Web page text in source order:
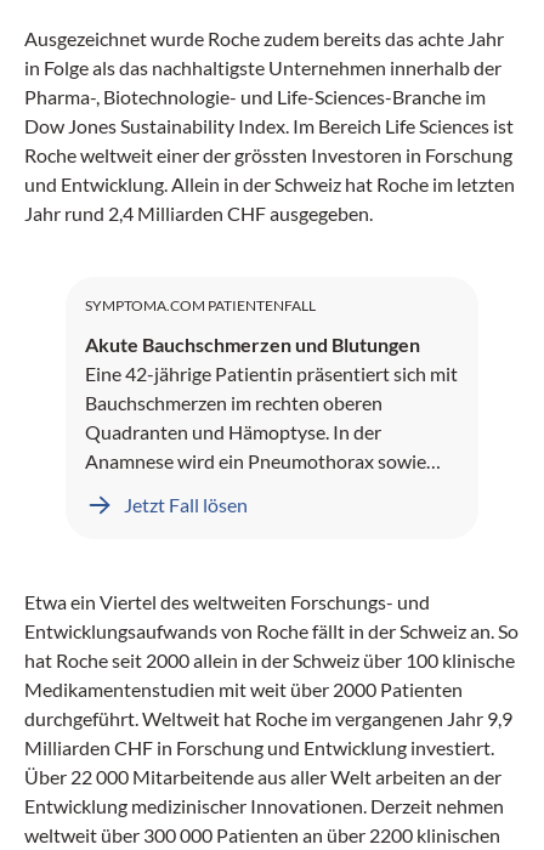
Ausgezeichnet wurde Roche zudem bereits das achte Jahr
in Folge als das nachhaltigste Unternehmen innerhalb der
Pharma-, Biotechnologie- und Life-Sciences-Branche im
Dow Jones Sustainability Index. Im Bereich Life Sciences ist
Roche weltweit einer der grössten Investoren in Forschung
und Entwicklung. Allein in der Schweiz hat Roche im letzten
Jahr rund 2,4 Milliarden CHF ausgegeben.
SYMPTOMA.COM PATIENTENFALL
Akute Bauchschmerzen und Blutungen
Eine 42-jährige Patientin präsentiert sich mit
Bauchschmerzen im rechten oberen
Quadranten und Hämoptyse. In der
Anamnese wird ein Pneumothorax sowie
Jetzt Fall lösen
Etwa ein Viertel des weltweiten Forschungs- und
Entwicklungsaufwands von Roche fällt in der Schweiz an. So
hat Roche seit 2000 allein in der Schweiz über 100 klinische
Medikamentenstudien mit weit über 2000 Patienten
durchgeführt. Weltweit hat Roche im vergangenen Jahr 9,9
Milliarden CHF in Forschung und Entwicklung investiert.
Über 22 000 Mitarbeitende aus aller Welt arbeiten an der
Entwicklung medizinischer Innovationen. Derzeit nehmen
weltweit über 300 000 Patienten an über 2200 klinischen